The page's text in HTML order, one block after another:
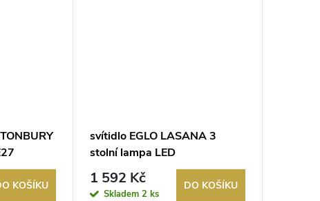
KOŠÍKU
svítidlo EGLO LASANA 3
stolní lampa LED
10W/1100lm 3000K černá
1 592 Kč
Skladem 2 ks
DO KOŠÍKU